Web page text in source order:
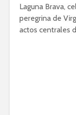
Laguna Brava,
peregrina de
actos centrales